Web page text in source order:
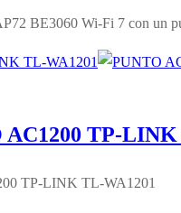
BE3060 Wi-Fi 7 con un
AC1200 TP-
TP-LINK TL-WA1201